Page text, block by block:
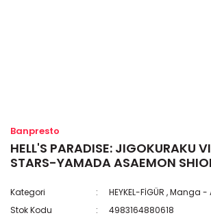
Banpresto
HELL'S PARADISE: JIGOKURAKU
STARS-YAMADA ASAEMON
Kategori HEYKEL-FİGÜR ,Manga -
Stok Kodu
4983164880618